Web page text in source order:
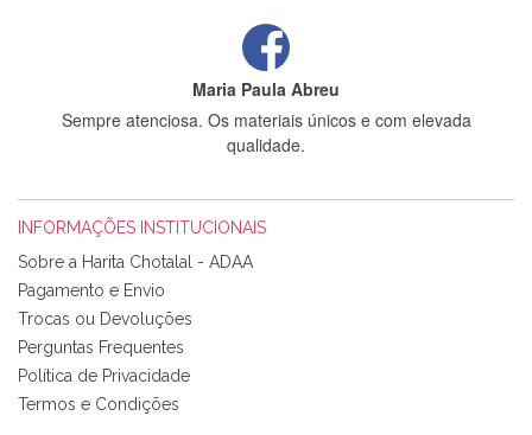
Maria Paula Abreu
Sempre atenciosa. Os materiais únicos e com elevada
qualidade.
Tudo chegou em condições, pois os produtos vieram muito
bem acondicionados. Estou plenamente satisfeita com os
produtos adquiridos. Relativamente à bolsa, tem um tecido
com um padrão e cores muito bonitas e a execução está
perfeitíssima. Futuramente penso voltar a comprar na vossa
loja, têm excelentes artigos a um preço muito justo. A
INFORMAÇÕES INSTITUCIONAIS
Sobre a Harita Chotalal - ADAA
Pagamento e Envio
Trocas ou Devoluções
Perguntas Frequentes
Política de Privacidade
Termos e Condições